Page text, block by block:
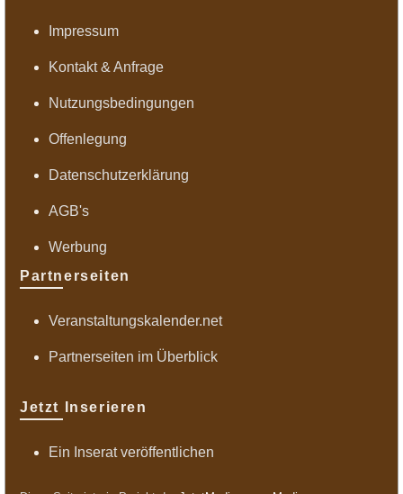
Impressum
Kontakt & Anfrage
Nutzungsbedingungen
Offenlegung
Datenschutzerklärung
AGB's
Werbung
Partnerseiten
Veranstaltungskalender.net
Partnerseiten im Überblick
Jetzt Inserieren
Ein Inserat veröffentlichen